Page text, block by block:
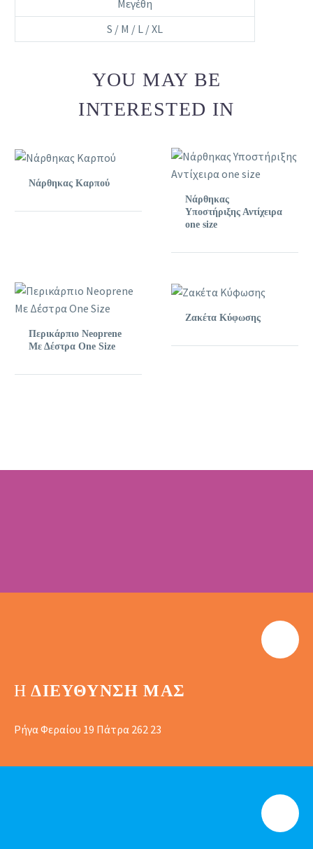
Μεγέθη
S / M / L / XL
YOU MAY BE
INTERESTED IN
Νάρθηκας Καρπού
Νάρθηκας
Υποστήριξης Αντίχειρα
one size
Περικάρπιο Neoprene
Με Δέστρα One Size
Ζακέτα Κύφωσης
Η ΔΙΕΎΘΥΝΣΗ ΜΑΣ
Ρήγα Φεραίου 19 Πάτρα 262 23